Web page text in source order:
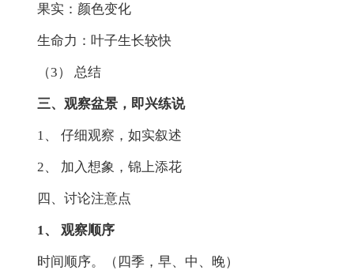
果实：颜色变化
生命力：叶子生长较快
（3） 总结
三、观察盆景，即兴练说
1、 仔细观察，如实叙述
2、 加入想象，锦上添花
四、讨论注意点
1、 观察顺序
时间顺序。（四季，早、中、晚）